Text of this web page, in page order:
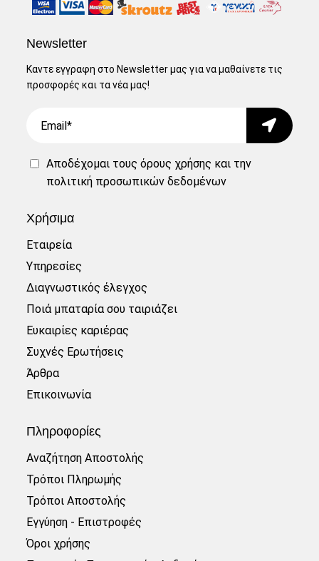
Newsletter
Καντε εγγραφη στο Newsletter μας για να μαθαίνετε τις
προσφορές και τα νέα μας!
Submit
Αποδέχομαι τουςόρους χρήσης και την
πολιτική προσωπικών δεδομένων
Χρήσιμα
Εταιρεία
Υπηρεσίες
Διαγνωστικός έλεγχος
Ποιά μπαταρία σου ταιριάζει
Ευκαιρίες καριέρας
Συχνές Ερωτήσεις
Άρθρα
Επικοινωνία
Πληροφορίες
Αναζήτηση Αποστολής
Τρόποι Πληρωμής
Τρόποι Αποστολής
Εγγύηση - Επιστροφές
Όροι χρήσης